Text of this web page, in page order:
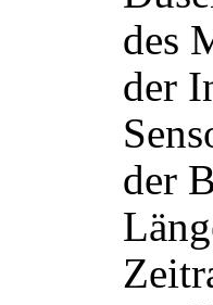
des
der
der